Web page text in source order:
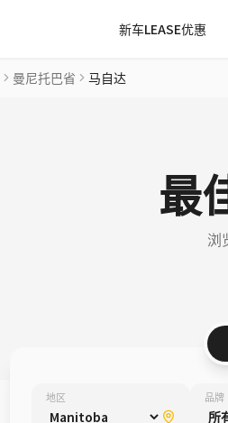
新车LEASE优惠
曼尼托巴省 马自达
最
浏
地区 品牌